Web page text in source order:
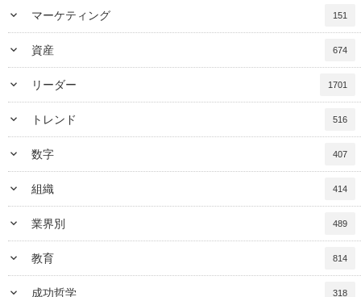
keyboard_arrow_down マーケティング 151
keyboard_arrow_down 資産 674
keyboard_arrow_down リーダー 1701
keyboard_arrow_down トレンド 516
keyboard_arrow_down 数字 407
keyboard_arrow_down 組織 414
keyboard_arrow_down 業界別 489
keyboard_arrow_down 教育 814
keyboard_arrow_down 成功哲学 318